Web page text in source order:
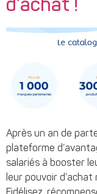
d’achat !
Après un an de
plateforme
salariés à booster
leur pouvoir